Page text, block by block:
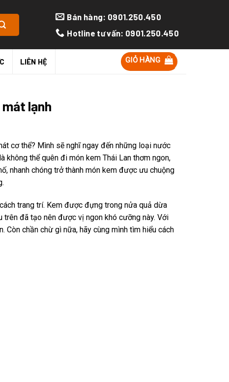
Bán hàng: 0901.250.450
Hotline tư vấn: 0901.250.450
LIÊN HỆ GIỎ HÀNG
lạnh
cơ thể? Mình sẽ nghĩ ngay đến những loại nước
không thể quên đi món kem Thái Lan thơm ngon,
nhanh chóng trở thành món kem được ưu chuộng
trang trí. Kem được đựng trong nửa quả dừa
đã tạo nên được vị ngon khó cưỡng này. Với
Còn chần chừ gì nữa, hãy cùng mình tìm hiểu cách